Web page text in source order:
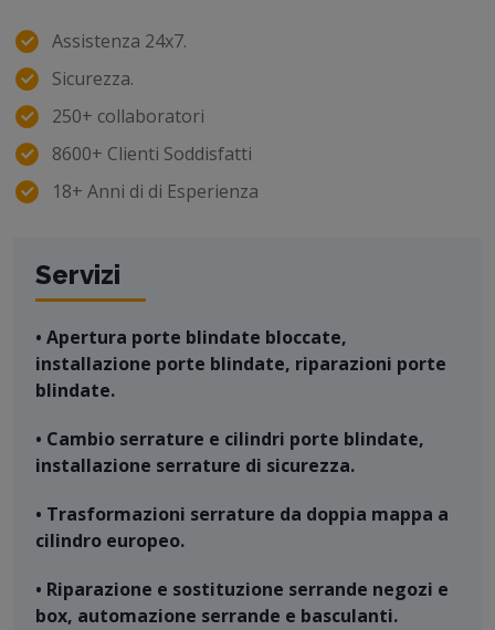
Assistenza 24x7.
Sicurezza.
250+ collaboratori
8600+ Clienti Soddisfatti
18+ Anni di di Esperienza
Servizi
• Apertura porte blindate bloccate,
installazione porte blindate, riparazioni porte
blindate.
• Cambio serrature e cilindri porte blindate,
installazione serrature di sicurezza.
• Trasformazioni serrature da doppia mappa a
cilindro europeo.
• Riparazione e sostituzione serrande negozi e
box, automazione serrande e basculanti.